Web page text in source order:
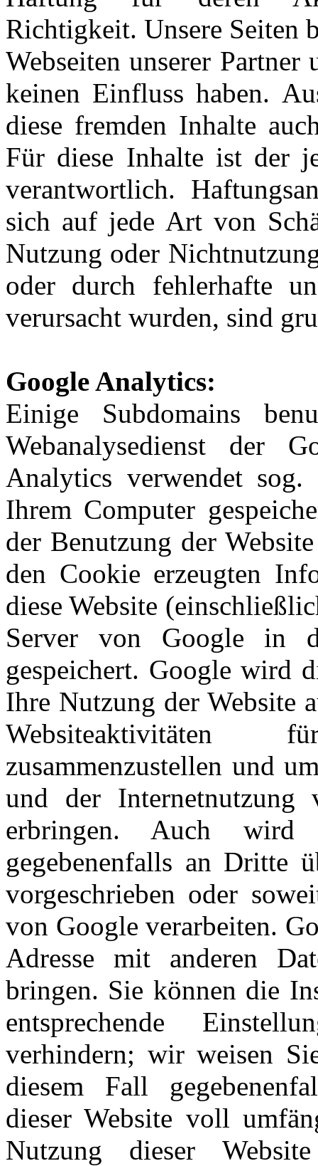
Richtigkeit. Unsere Seiten
Webseiten unserer
keinen Einfluss haben.
diese fremden Inhalte
Für diese Inhalte ist der
verantwortlich.
sich auf jede Art von
Nutzung oder
oder durch fehlerhafte
verursacht wurden, sind
Google Analytics:
Einige Subdomains
Webanalysedienst der
Analytics verwendet sog.
Ihrem Computer
der Benutzung der
den Cookie erzeugten
diese Website
Server von Google in
gespeichert. Google wird
Ihre Nutzung der Website
Websiteaktivitäten
zusammenzustellen und
und der Internetnutzung
erbringen. Auch wird
gegebenenfalls an Dritte
vorgeschrieben oder
von Google verarbeiten.
Adresse mit anderen
bringen. Sie können die
entsprechende
verhindern; wir weisen
diesem Fall
dieser Website voll
Nutzung dieser